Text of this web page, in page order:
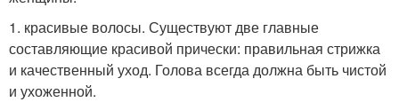
1. красивые волосы. Существуют две главные
составляющие красивой прически: правильная стрижка
и качественный уход. Голова всегда должна быть чистой
и ухоженной.